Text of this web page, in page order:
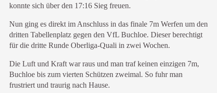
konnte sich über den 17:16 Sieg freuen.
Nun ging es direkt im Anschluss in das finale 7m Werfen um den
dritten Tabellenplatz gegen den VfL Buchloe. Dieser berechtigt
für die dritte Runde Oberliga-Quali in zwei Wochen.
Die Luft und Kraft war raus und man traf keinen einzigen 7m,
Buchloe bis zum vierten Schützen zweimal. So fuhr man
frustriert und traurig nach Hause.